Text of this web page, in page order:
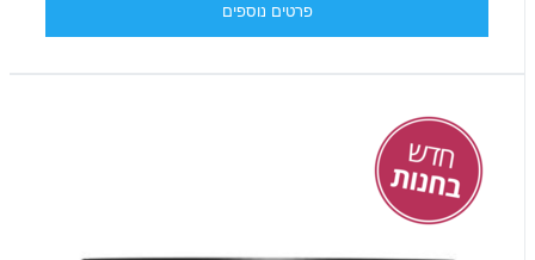
פרטים נוספים